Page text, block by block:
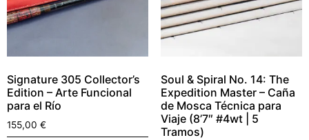
Signature 305 Collector’s
Edition – Arte Funcional
para el Río
155,00 €
Soul & Spiral No. 14: The
Expedition Master – Caña
de Mosca Técnica para
Viaje (8’7″ #4wt | 5
Tramos)